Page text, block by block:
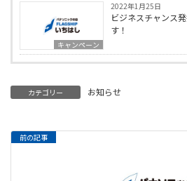
キャンペーン
2022年1月25日
ビジネスチャンス
す！
カテゴリー お知らせ
前の記事